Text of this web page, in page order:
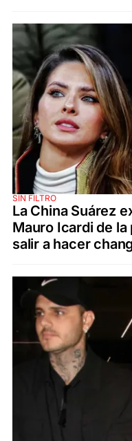
SIN FILTRO
La China Suárez
Mauro Icardi de
salir a hacer